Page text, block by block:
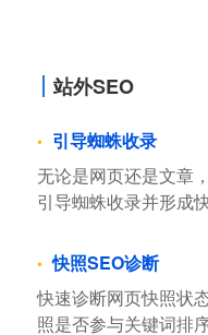
站外SEO
引导蜘蛛收录
无论是网页还是文章
引导蜘蛛收录并形成
快照SEO诊断
快速诊断网页快照状
照是否参与关键词排